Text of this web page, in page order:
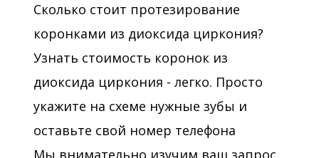
Сколько стоит протезирование
коронками из диоксида циркония?
Узнать стоимость коронок из
диоксида циркония - легко. Просто
укажите на схеме нужные зубы и
оставьте свой номер телефона
Мы внимательно изучим ваш запрос